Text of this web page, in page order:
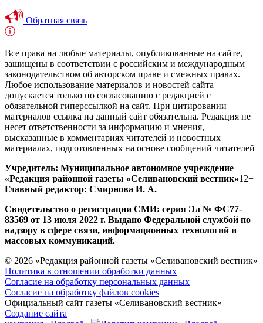
Обратная связь
Все права на любые материалы, опубликованные на сайте,
защищены в соответствии с российским и международным
законодательством об авторском праве и смежных правах.
Любое использование материалов и новостей сайта
допускается только по согласованию с редакцией с
обязательной гиперссылкой на сайт. При цитировании
материалов ссылка на данный сайт обязательна. Редакция не
несет ответственности за информацию и мнения,
высказанные в комментариях читателей и новостных
материалах, подготовленных на основе сообщений читателей
Учредитель: Муниципальное автономное учреждение
«Редакция районной газеты «Селивановский вестник»12+
Главный редактор: Смирнова И. А.
Свидетельство о регистрации СМИ: серия Эл № ФС77-
83569 от 13 июля 2022 г. Выдано Федеральной службой по
надзору в сфере связи, информационных технологий и
массовых коммуникаций.
© 2026 «Редакция районной газеты «Селивановский вестник»
Политика в отношении обработки данных
Согласие на обработку персональных данных
Согласие на обработку файлов cookies
Официальный сайт газеты «Селивановский вестник»
Создание сайта